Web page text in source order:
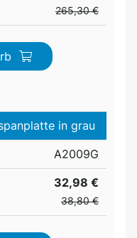
265,30 €
in grau
A2009G
32,98 €
38,80 €